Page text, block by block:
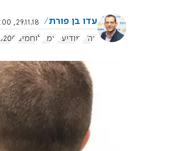
עדו בן פורת
29.11.18, 17:00
צה"ל
מודיעין אמ"ן לוחמים 8200